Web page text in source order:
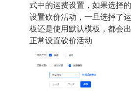
式中的运费设置，如果选择
设置砍价活动，一旦选择了
板还是使用默认模板，都会
正常设置砍价活动